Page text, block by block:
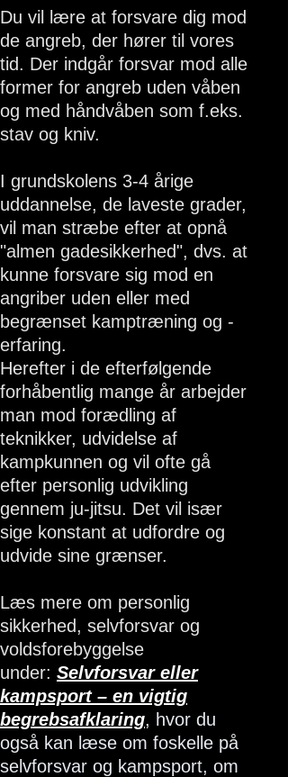
Du vil lære at forsvare dig mod
de angreb, der hører til vores
tid. Der indgår forsvar mod alle
former for angreb uden våben
og med håndvåben som f.eks.
stav og kniv.
I grundskolens 3-4 årige
uddannelse, de laveste grader,
vil man stræbe efter at opnå
"almen gadesikkerhed", dvs. at
kunne forsvare sig mod en
angriber uden eller med
begrænset kamptræning og -
erfaring.
Herefter i de efterfølgende
forhåbentlig mange år arbejder
man mod forædling af
teknikker, udvidelse af
kampkunnen og vil ofte gå
efter personlig udvikling
gennem ju-jitsu. Det vil især
sige konstant at udfordre og
udvide sine grænser.
Læs mere om personlig
sikkerhed, selvforsvar og
voldsforebyggelse
under: Selvforsvar eller
kampsport – en vigtig
begrebsafklaring, hvor du
også kan læse om foskelle på
selvforsvar og kampsport, om